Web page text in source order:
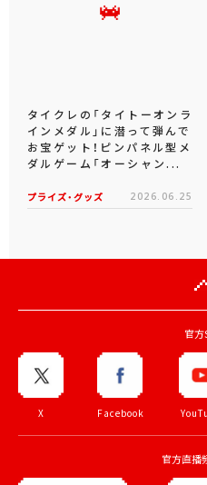
タイクレの「タイトーオンラ
インメダル」に潜って弾んで
お宝ゲット！ピンパネル型メ
ダルゲーム「オーシャン...
プライズ・グッズ 2026.06.25
官方
X Facebook
官方直播